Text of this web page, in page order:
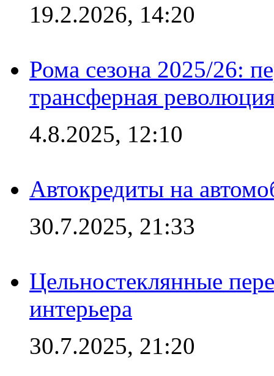
19.2.2026, 14:20
Рома сезона 2025/26:
трансферная
4.8.2025, 12:10
Автокредиты на
30.7.2025, 21:33
Цельностеклянные
интерьера
30.7.2025, 21:20